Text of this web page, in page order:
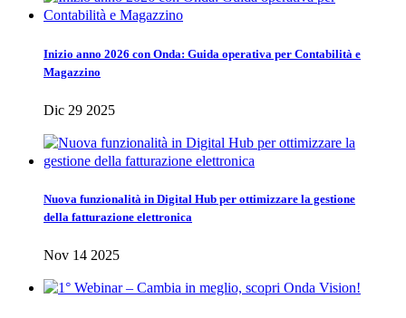
Inizio anno 2026 con Onda: Guida operativa per Contabilità e
Magazzino
Dic 29 2025
Nuova funzionalità in Digital Hub per ottimizzare la gestione
della fatturazione elettronica
Nov 14 2025